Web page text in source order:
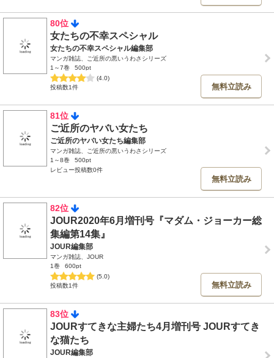
80位
女たちの不幸スペシャル
女たちの不幸スペシャル編集部
マンガ雑誌、ご近所の悪いうわさシリーズ
1～7巻
500pt
(4.0)
投稿数1件
無料立読み
81位
ご近所のヤバい女たち
ご近所のヤバい女たち編集部
マンガ雑誌、ご近所の悪いうわさシリーズ
1～8巻
500pt
レビュー投稿数0件
無料立読み
82位
JOUR2020年6月増刊号『マダム・ジョーカー総
集編第14集』
JOUR編集部
マンガ雑誌、JOUR
1巻
600pt
(5.0)
投稿数1件
無料立読み
83位
JOURすてきな主婦たち4月増刊号 JOURすてき
な猫たち
JOUR編集部